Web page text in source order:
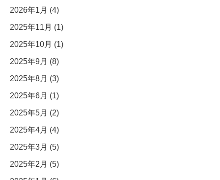
2026年1月 (4)
2025年11月 (1)
2025年10月 (1)
2025年9月 (8)
2025年8月 (3)
2025年6月 (1)
2025年5月 (2)
2025年4月 (4)
2025年3月 (5)
2025年2月 (5)